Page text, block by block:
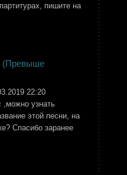
пишите на
(Превыше
22:20
,можно узнать
этой песни, на
Спасибо заранее